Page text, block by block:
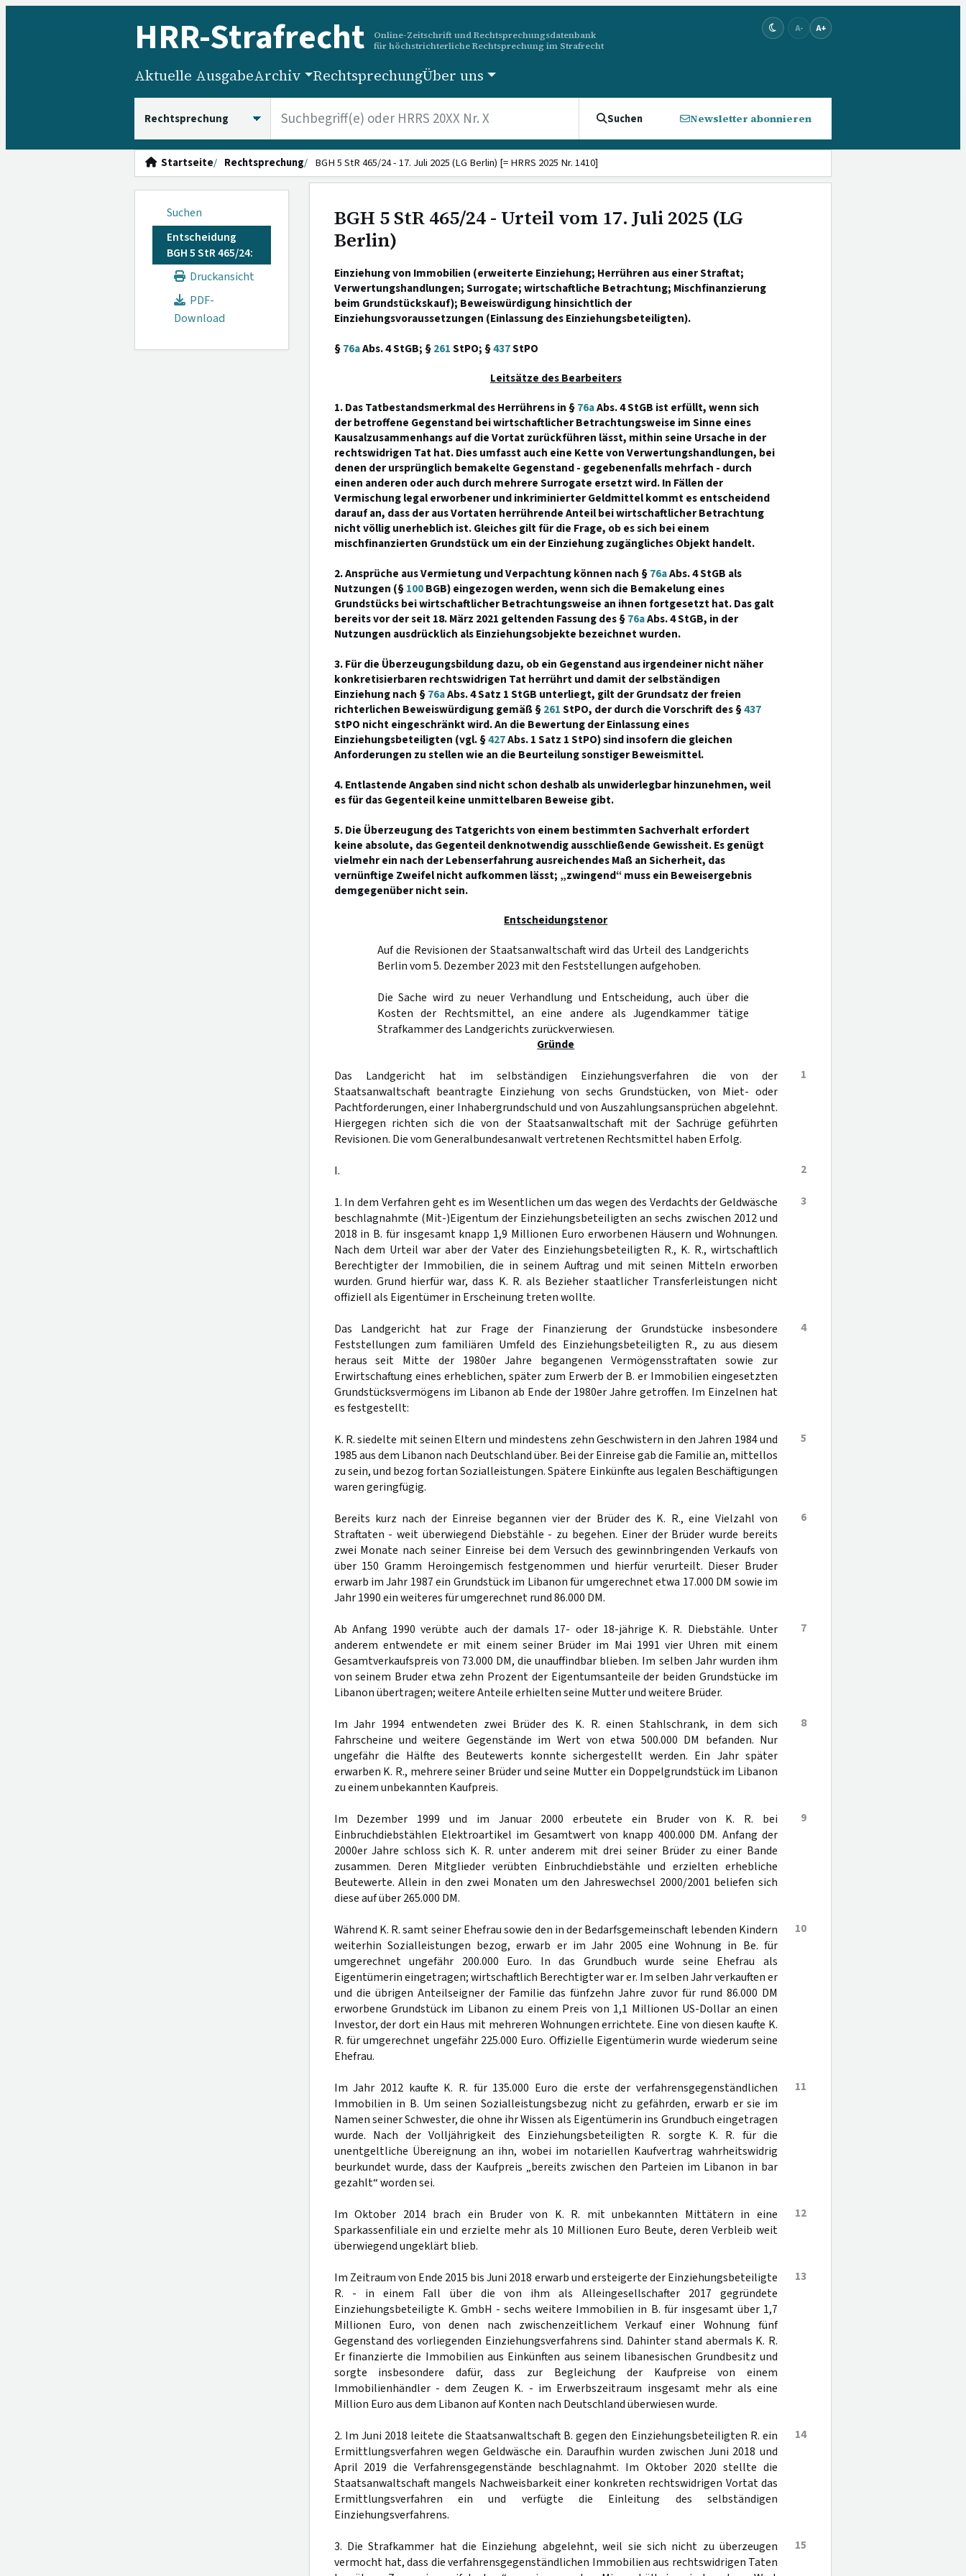
HRR-Strafrecht
Online-Zeitschrift und Rechtsprechungsdatenbank
für höchstrichterliche Rechtsprechung im Strafrecht
A- A+
Aktuelle AusgabeArchiv RechtsprechungÜber uns
Suchen Newsletter abonnieren
Startseite Rechtsprechung BGH 5 StR 465/24 - 17. Juli 2025 (LG Berlin) [= HRRS 2025 Nr. 1410]
Suchen
Entscheidung
BGH 5 StR 465/24:
Druckansicht
PDF-
Download
BGH 5 StR 465/24 - Urteil vom 17. Juli 2025 (LG
Berlin)
Einziehung von Immobilien (erweiterte Einziehung; Herrühren aus einer Straftat;
Verwertungshandlungen; Surrogate; wirtschaftliche Betrachtung; Mischfinanzierung
beim Grundstückskauf); Beweiswürdigung hinsichtlich der
Einziehungsvoraussetzungen (Einlassung des Einziehungsbeteiligten).
§76aAbs. 4 StGB; §261StPO; §437StPO
Leitsätze des Bearbeiters
1. Das Tatbestandsmerkmal des Herrührens in §76aAbs. 4 StGB ist erfüllt, wenn sich
der betroffene Gegenstand bei wirtschaftlicher Betrachtungsweise im Sinne eines
Kausalzusammenhangs auf die Vortat zurückführen lässt, mithin seine Ursache in der
rechtswidrigen Tat hat. Dies umfasst auch eine Kette von Verwertungshandlungen, bei
denen der ursprünglich bemakelte Gegenstand - gegebenenfalls mehrfach - durch
einen anderen oder auch durch mehrere Surrogate ersetzt wird. In Fällen der
Vermischung legal erworbener und inkriminierter Geldmittel kommt es entscheidend
darauf an, dass der aus Vortaten herrührende Anteil bei wirtschaftlicher Betrachtung
nicht völlig unerheblich ist. Gleiches gilt für die Frage, ob es sich bei einem
mischfinanzierten Grundstück um ein der Einziehung zugängliches Objekt handelt.
2. Ansprüche aus Vermietung und Verpachtung können nach §76aAbs. 4 StGB als
Nutzungen (§100BGB) eingezogen werden, wenn sich die Bemakelung eines
Grundstücks bei wirtschaftlicher Betrachtungsweise an ihnen fortgesetzt hat. Das galt
bereits vor der seit 18. März 2021 geltenden Fassung des §76aAbs. 4 StGB, in der
Nutzungen ausdrücklich als Einziehungsobjekte bezeichnet wurden.
3. Für die Überzeugungsbildung dazu, ob ein Gegenstand aus irgendeiner nicht näher
konkretisierbaren rechtswidrigen Tat herrührt und damit der selbständigen
Einziehung nach §76aAbs. 4 Satz 1 StGB unterliegt, gilt der Grundsatz der freien
richterlichen Beweiswürdigung gemäß §261StPO, der durch die Vorschrift des §437
StPO nicht eingeschränkt wird. An die Bewertung der Einlassung eines
Einziehungsbeteiligten (vgl. §427Abs. 1 Satz 1 StPO) sind insofern die gleichen
Anforderungen zu stellen wie an die Beurteilung sonstiger Beweismittel.
4. Entlastende Angaben sind nicht schon deshalb als unwiderlegbar hinzunehmen, weil
es für das Gegenteil keine unmittelbaren Beweise gibt.
5. Die Überzeugung des Tatgerichts von einem bestimmten Sachverhalt erfordert
keine absolute, das Gegenteil denknotwendig ausschließende Gewissheit. Es genügt
vielmehr ein nach der Lebenserfahrung ausreichendes Maß an Sicherheit, das
vernünftige Zweifel nicht aufkommen lässt; „zwingend“ muss ein Beweisergebnis
demgegenüber nicht sein.
Entscheidungstenor
Auf die Revisionen der Staatsanwaltschaft wird das Urteil des Landgerichts
Berlin vom 5. Dezember 2023 mit den Feststellungen aufgehoben.
Die Sache wird zu neuer Verhandlung und Entscheidung, auch über die
Kosten der Rechtsmittel, an eine andere als Jugendkammer tätige
Strafkammer des Landgerichts zurückverwiesen.
Gründe
1
Das Landgericht hat im selbständigen Einziehungsverfahren die von der
Staatsanwaltschaft beantragte Einziehung von sechs Grundstücken, von Miet- oder
Pachtforderungen, einer Inhabergrundschuld und von Auszahlungsansprüchen abgelehnt.
Hiergegen richten sich die von der Staatsanwaltschaft mit der Sachrüge geführten
Revisionen. Die vom Generalbundesanwalt vertretenen Rechtsmittel haben Erfolg.
2
I.
3
1. In dem Verfahren geht es im Wesentlichen um das wegen des Verdachts der Geldwäsche
beschlagnahmte (Mit-)Eigentum der Einziehungsbeteiligten an sechs zwischen 2012 und
2018 in B. für insgesamt knapp 1,9 Millionen Euro erworbenen Häusern und Wohnungen.
Nach dem Urteil war aber der Vater des Einziehungsbeteiligten R., K. R., wirtschaftlich
Berechtigter der Immobilien, die in seinem Auftrag und mit seinen Mitteln erworben
wurden. Grund hierfür war, dass K. R. als Bezieher staatlicher Transferleistungen nicht
offiziell als Eigentümer in Erscheinung treten wollte.
4
Das Landgericht hat zur Frage der Finanzierung der Grundstücke insbesondere
Feststellungen zum familiären Umfeld des Einziehungsbeteiligten R., zu aus diesem
heraus seit Mitte der 1980er Jahre begangenen Vermögensstraftaten sowie zur
Erwirtschaftung eines erheblichen, später zum Erwerb der B. er Immobilien eingesetzten
Grundstücksvermögens im Libanon ab Ende der 1980er Jahre getroffen. Im Einzelnen hat
es festgestellt:
5
K. R. siedelte mit seinen Eltern und mindestens zehn Geschwistern in den Jahren 1984 und
1985 aus dem Libanon nach Deutschland über. Bei der Einreise gab die Familie an, mittellos
zu sein, und bezog fortan Sozialleistungen. Spätere Einkünfte aus legalen Beschäftigungen
waren geringfügig.
6
Bereits kurz nach der Einreise begannen vier der Brüder des K. R., eine Vielzahl von
Straftaten - weit überwiegend Diebstähle - zu begehen. Einer der Brüder wurde bereits
zwei Monate nach seiner Einreise bei dem Versuch des gewinnbringenden Verkaufs von
über 150 Gramm Heroingemisch festgenommen und hierfür verurteilt. Dieser Bruder
erwarb im Jahr 1987 ein Grundstück im Libanon für umgerechnet etwa 17.000 DM sowie im
Jahr 1990 ein weiteres für umgerechnet rund 86.000 DM.
7
Ab Anfang 1990 verübte auch der damals 17- oder 18-jährige K. R. Diebstähle. Unter
anderem entwendete er mit einem seiner Brüder im Mai 1991 vier Uhren mit einem
Gesamtverkaufspreis von 73.000 DM, die unauffindbar blieben. Im selben Jahr wurden ihm
von seinem Bruder etwa zehn Prozent der Eigentumsanteile der beiden Grundstücke im
Libanon übertragen; weitere Anteile erhielten seine Mutter und weitere Brüder.
8
Im Jahr 1994 entwendeten zwei Brüder des K. R. einen Stahlschrank, in dem sich
Fahrscheine und weitere Gegenstände im Wert von etwa 500.000 DM befanden. Nur
ungefähr die Hälfte des Beutewerts konnte sichergestellt werden. Ein Jahr später
erwarben K. R., mehrere seiner Brüder und seine Mutter ein Doppelgrundstück im Libanon
zu einem unbekannten Kaufpreis.
9
Im Dezember 1999 und im Januar 2000 erbeutete ein Bruder von K. R. bei
Einbruchdiebstählen Elektroartikel im Gesamtwert von knapp 400.000 DM. Anfang der
2000er Jahre schloss sich K. R. unter anderem mit drei seiner Brüder zu einer Bande
zusammen. Deren Mitglieder verübten Einbruchdiebstähle und erzielten erhebliche
Beutewerte. Allein in den zwei Monaten um den Jahreswechsel 2000/2001 beliefen sich
diese auf über 265.000 DM.
10
Während K. R. samt seiner Ehefrau sowie den in der Bedarfsgemeinschaft lebenden Kindern
weiterhin Sozialleistungen bezog, erwarb er im Jahr 2005 eine Wohnung in Be. für
umgerechnet ungefähr 200.000 Euro. In das Grundbuch wurde seine Ehefrau als
Eigentümerin eingetragen; wirtschaftlich Berechtigter war er. Im selben Jahr verkauften er
und die übrigen Anteilseigner der Familie das fünfzehn Jahre zuvor für rund 86.000 DM
erworbene Grundstück im Libanon zu einem Preis von 1,1 Millionen US-Dollar an einen
Investor, der dort ein Haus mit mehreren Wohnungen errichtete. Eine von diesen kaufte K.
R. für umgerechnet ungefähr 225.000 Euro. Offizielle Eigentümerin wurde wiederum seine
Ehefrau.
11
Im Jahr 2012 kaufte K. R. für 135.000 Euro die erste der verfahrensgegenständlichen
Immobilien in B. Um seinen Sozialleistungsbezug nicht zu gefährden, erwarb er sie im
Namen seiner Schwester, die ohne ihr Wissen als Eigentümerin ins Grundbuch eingetragen
wurde. Nach der Volljährigkeit des Einziehungsbeteiligten R. sorgte K. R. für die
unentgeltliche Übereignung an ihn, wobei im notariellen Kaufvertrag wahrheitswidrig
beurkundet wurde, dass der Kaufpreis „bereits zwischen den Parteien im Libanon in bar
gezahlt“ worden sei.
12
Im Oktober 2014 brach ein Bruder von K. R. mit unbekannten Mittätern in eine
Sparkassenfiliale ein und erzielte mehr als 10 Millionen Euro Beute, deren Verbleib weit
überwiegend ungeklärt blieb.
13
Im Zeitraum von Ende 2015 bis Juni 2018 erwarb und ersteigerte der Einziehungsbeteiligte
R. - in einem Fall über die von ihm als Alleingesellschafter 2017 gegründete
Einziehungsbeteiligte K. GmbH - sechs weitere Immobilien in B. für insgesamt über 1,7
Millionen Euro, von denen nach zwischenzeitlichem Verkauf einer Wohnung fünf
Gegenstand des vorliegenden Einziehungsverfahrens sind. Dahinter stand abermals K. R.
Er finanzierte die Immobilien aus Einkünften aus seinem libanesischen Grundbesitz und
sorgte insbesondere dafür, dass zur Begleichung der Kaufpreise von einem
Immobilienhändler - dem Zeugen K. - im Erwerbszeitraum insgesamt mehr als eine
Million Euro aus dem Libanon auf Konten nach Deutschland überwiesen wurde.
14
2. Im Juni 2018 leitete die Staatsanwaltschaft B. gegen den Einziehungsbeteiligten R. ein
Ermittlungsverfahren wegen Geldwäsche ein. Daraufhin wurden zwischen Juni 2018 und
April 2019 die Verfahrensgegenstände beschlagnahmt. Im Oktober 2020 stellte die
Staatsanwaltschaft mangels Nachweisbarkeit einer konkreten rechtswidrigen Vortat das
Ermittlungsverfahren ein und verfügte die Einleitung des selbständigen
Einziehungsverfahrens.
15
3. Die Strafkammer hat die Einziehung abgelehnt, weil sie sich nicht zu überzeugen
vermocht hat, dass die verfahrensgegenständlichen Immobilien aus rechtswidrigen Taten